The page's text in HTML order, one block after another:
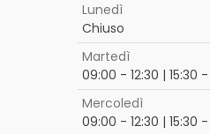
Lunedì
Chiuso
Martedì
09:00 - 12:30 | 15:30 -
Mercoledì
09:00 - 12:30 | 15:30 -